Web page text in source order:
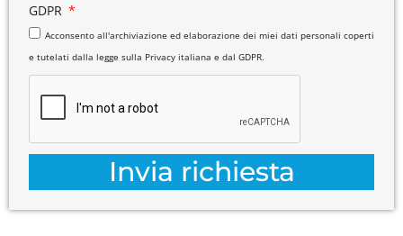
GDPR
Acconsento all'archiviazione ed elaborazione dei miei dati personali coperti
e tutelati dalla legge sulla Privacy italiana e dal GDPR.
Invia richiesta